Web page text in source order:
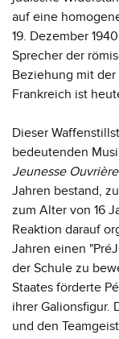
auf eine
19. Dezember
Sprecher der
Beziehung mit der
Frankreich ist
Dieser
bedeutenden
Jeunesse
Jahren bestand,
zum Alter von 16
Reaktion darauf
Jahren einen
der Schule zu
Staates förderte
ihrer Galionsfigur.
und den